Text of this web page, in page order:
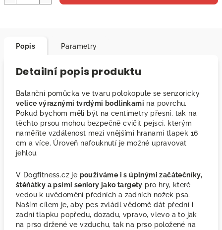
Popis Parametry
Detailní popis produktu
Balanční pomůcka ve tvaru polokopule se senzoricky
velice výraznými tvrdými bodlinkami na povrchu.
Pokud bychom měli být na centimetry přesní, tak na
těchto prsou mohou bezpečně cvičit pejsci, kterým
naměříte vzdálenost mezi vnějšími hranami tlapek 16
cm a více. Úroveň nafouknutí je možné upravovat
jehlou.
V Dogfitness.cz je používáme i s úplnými začátečníky,
štěňátky a psími seniory jako targety pro hry, které
vedou k uvědomění předních a zadních nožek psa.
Naším cílem je, aby pes zvládl vědomě dát přední i
zadní tlapku popředu, dozadu, vpravo, vlevo a to jak
na prso držené ve vzduchu, tak na prso položené na